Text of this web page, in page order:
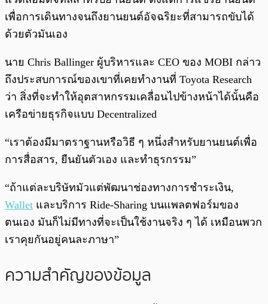
เพื่อการเดินทางจนถึงยานยนต์อัจฉริยะที่สามารถขับได้
ด้วยตัวมันเอง
นาย Chris Ballinger ผู้บริหารและ CEO ของ MOBI กล่าว
ถึงประสบการณ์ของเขาที่เคยทำงานที่ Toyota Research
ว่า สิ่งที่จะทำให้อุตสาหกรรมเคลื่อนไปข้างหน้าได้นั้นคือ
เครือข่ายธุรกิจแบบ Decentralized
“เราต้องมีมาตราฐานหรือวิธี ๆ หนึ่งสำหรับยานยนต์เพื่อ
การสื่อสาร, ยืนยันตัวเอง และทำธุรกรรม”
“ถ้าแต่ละบริษัทมัวแต่พัฒนาช่องทางการชำระเงิน,
Wallet และบริการ Ride-Sharing บนแพลตฟอร์มของ
ตนเอง มันก็ไม่มีทางที่จะเป็นใช้งานจริง ๆ ได้ เหมือนพวก
เราคุยกันอยู่คนละภาษา”
ความสำคัญของข้อมูล